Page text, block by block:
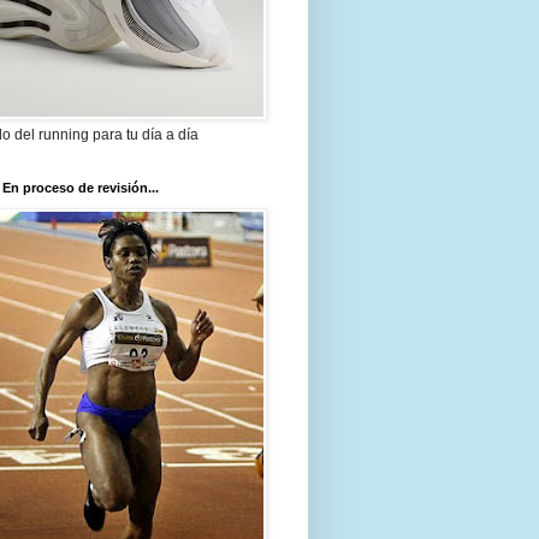
del running para tu día a día
En proceso de revisión...